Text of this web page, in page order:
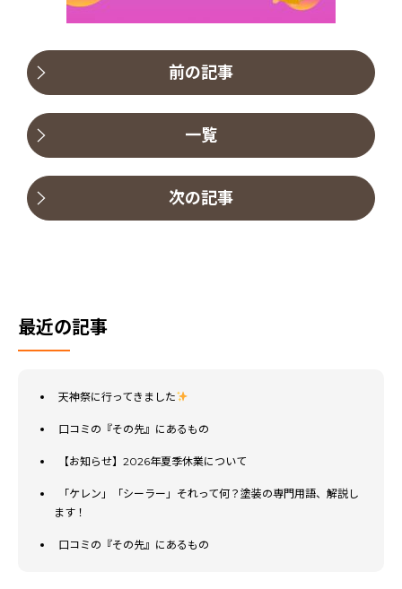
前の記事
一覧
次の記事
最近の記事
天神祭に行ってきました
口コミの『その先』にあるもの
【お知らせ】2026年夏季休業について
「ケレン」「シーラー」それって何？塗装の専門用語、解説し
ます！
口コミの『その先』にあるもの